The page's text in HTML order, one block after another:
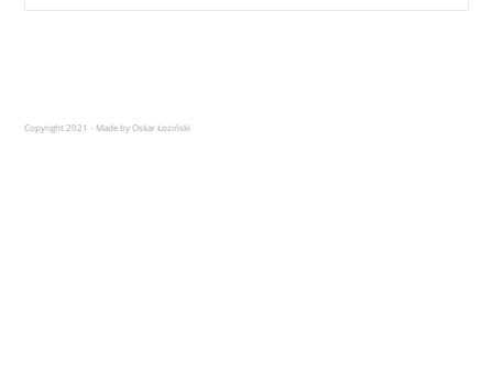
Copyright 2021 - Made by Oskar Łoziński